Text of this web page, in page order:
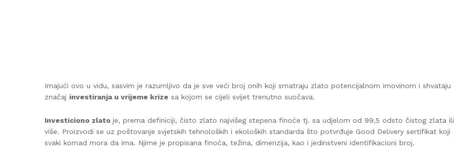
Imajući ovo u vidu, sasvim je razumljivo da je sve veći broj onih koji smatraju zlato potencijalnom imovinom i shvataju
značaj investiranja u vrijeme krize sa kojom se cijeli svijet trenutno suočava.
Investiciono zlato je, prema definiciji, čisto zlato najvišeg stepena finoće tj. sa udjelom od 99,5 odsto čistog zlata ili
više. Proizvodi se uz poštovanje svjetskih tehnoloških i ekoloških standarda što potvrđuje Good Delivery sertifikat koji
svaki komad mora da ima. Njime je propisana finoća, težina, dimenzija, kao i jedinstveni identifikacioni broj.